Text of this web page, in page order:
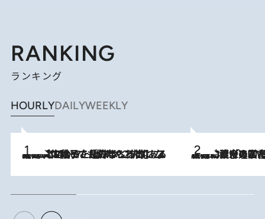
RANKING
ランキング
HOURLYDAILYWEEKLY
2026.8.5
【阿川佐和子さんの年とる力】なぜ70代で始めた趣味は“こんなに楽しい”のか？ ピアノ、俳句…スランプに陥っても続けられる“ある秘訣”とは 2026.8.3
慶應幼稚舎の図書室からテレビの世界に飛び込んだ阿川佐和子（72）